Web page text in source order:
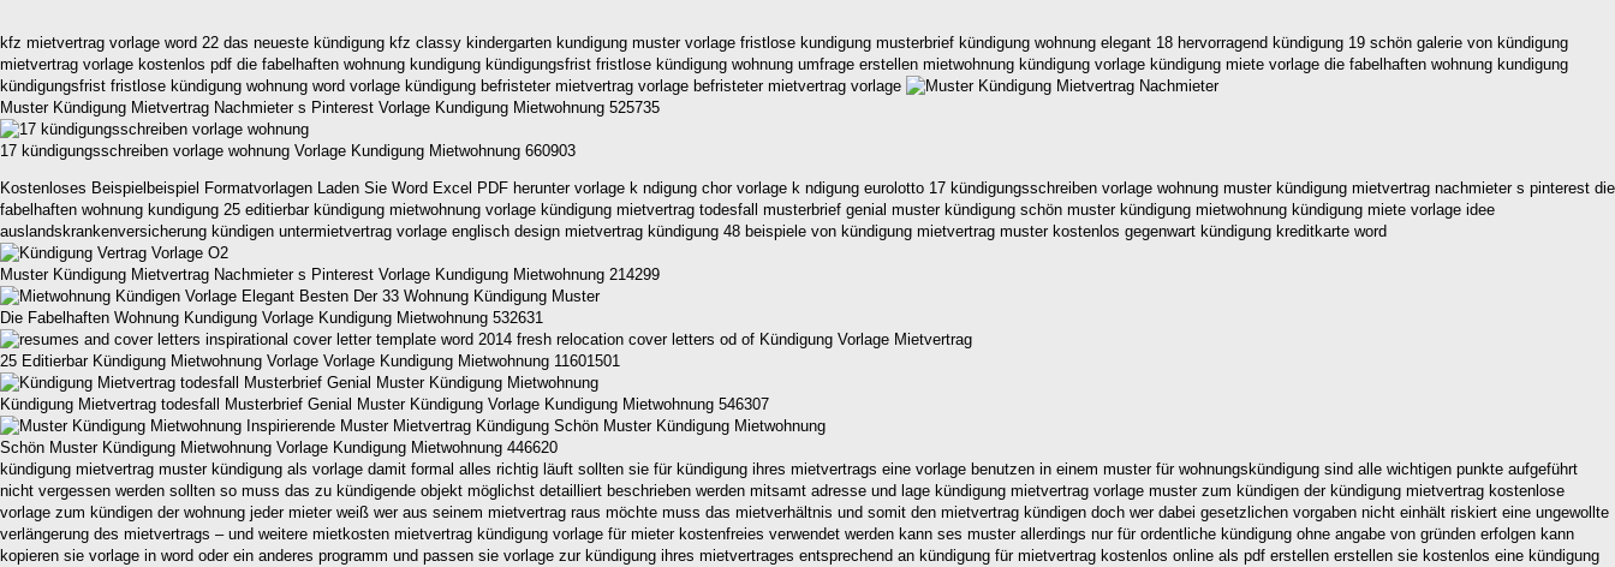
kfz mietvertrag vorlage word 22 das neueste kündigung kfz classy kindergarten kundigung muster vorlage fristlose kundigung musterbrief kündigung wohnung elegant 18 hervorragend kündigung 19 schön galerie von kündigung
mietvertrag vorlage kostenlos pdf die fabelhaften wohnung kundigung kündigungsfrist fristlose kündigung wohnung umfrage erstellen mietwohnung kündigung vorlage kündigung miete vorlage die fabelhaften wohnung kundigung
kündigungsfrist fristlose kündigung wohnung word vorlage kündigung befristeter mietvertrag vorlage befristeter mietvertrag vorlage
Muster Kündigung Mietvertrag Nachmieter s Pinterest Vorlage Kundigung Mietwohnung 525735
17 kündigungsschreiben vorlage wohnung Vorlage Kundigung Mietwohnung 660903
Kostenloses Beispielbeispiel Formatvorlagen Laden Sie Word Excel PDF herunter vorlage k ndigung chor vorlage k ndigung eurolotto 17 kündigungsschreiben vorlage wohnung muster kündigung mietvertrag nachmieter s pinterest die
fabelhaften wohnung kundigung 25 editierbar kündigung mietwohnung vorlage kündigung mietvertrag todesfall musterbrief genial muster kündigung schön muster kündigung mietwohnung kündigung miete vorlage idee
auslandskrankenversicherung kündigen untermietvertrag vorlage englisch design mietvertrag kündigung 48 beispiele von kündigung mietvertrag muster kostenlos gegenwart kündigung kreditkarte word
Muster Kündigung Mietvertrag Nachmieter s Pinterest Vorlage Kundigung Mietwohnung 214299
Die Fabelhaften Wohnung Kundigung Vorlage Kundigung Mietwohnung 532631
25 Editierbar Kündigung Mietwohnung Vorlage Vorlage Kundigung Mietwohnung 11601501
Kündigung Mietvertrag todesfall Musterbrief Genial Muster Kündigung Vorlage Kundigung Mietwohnung 546307
Schön Muster Kündigung Mietwohnung Vorlage Kundigung Mietwohnung 446620
kündigung mietvertrag muster kündigung als vorlage damit formal alles richtig läuft sollten sie für kündigung ihres mietvertrags eine vorlage benutzen in einem muster für wohnungskündigung sind alle wichtigen punkte aufgeführt
nicht vergessen werden sollten so muss das zu kündigende objekt möglichst detailliert beschrieben werden mitsamt adresse und lage kündigung mietvertrag vorlage muster zum kündigen der kündigung mietvertrag kostenlose
vorlage zum kündigen der wohnung jeder mieter weiß wer aus seinem mietvertrag raus möchte muss das mietverhältnis und somit den mietvertrag kündigen doch wer dabei gesetzlichen vorgaben nicht einhält riskiert eine ungewollte
verlängerung des mietvertrags – und weitere mietkosten mietvertrag kündigung vorlage für mieter kostenfreies verwendet werden kann ses muster allerdings nur für ordentliche kündigung ohne angabe von gründen erfolgen kann
kopieren sie vorlage in word oder ein anderes programm und passen sie vorlage zur kündigung ihres mietvertrages entsprechend an kündigung für mietvertrag kostenlos online als pdf erstellen erstellen sie kostenlos eine kündigung